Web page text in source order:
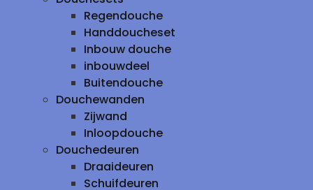
Regendouche
Handdoucheset
Inbouw douche
inbouwdeel
Buitendouche
Douchewanden
Zijwand
Inloopdouche
Douchedeuren
Draaideuren
Schuifdeuren